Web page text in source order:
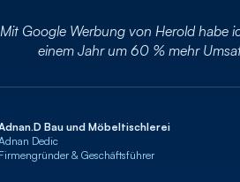
Google Werbung von Herold habe
einem Jahr um 60 % mehr
Bau und Möbeltischlerei
Dedic
Firmengründer & Geschäftsführer